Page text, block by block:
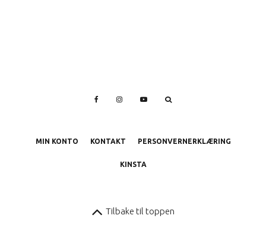
MIN KONTO KONTAKT PERSONVERNERKLÆRING
KINSTA
Tilbake til toppen